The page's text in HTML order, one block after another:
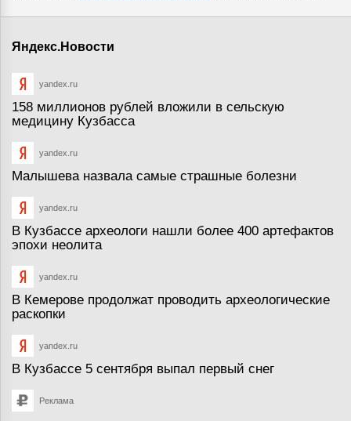
Яндекс.Новости
yandex.ru
158 миллионов рублей вложили в сельскую
медицину Кузбасса
yandex.ru
Малышева назвала самые страшные болезни
yandex.ru
В Кузбассе археологи нашли более 400 артефактов
эпохи неолита
yandex.ru
В Кемерове продолжат проводить археологические
раскопки
yandex.ru
В Кузбассе 5 сентября выпал первый снег
Реклама